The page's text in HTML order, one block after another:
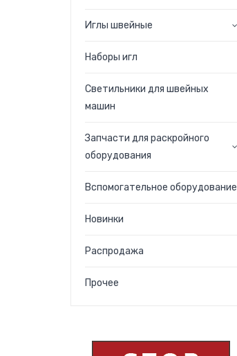
Иглы швейные
Наборы игл
Светильники для швейных
машин
Запчасти для раскройного
оборудования
Вспомогательное оборудование
Новинки
Распродажа
Прочее